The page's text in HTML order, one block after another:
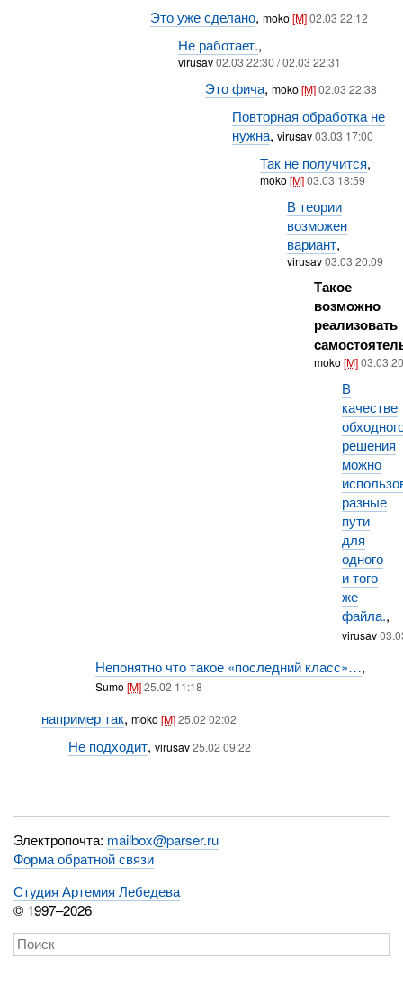
Это уже сделано,moko[M]02.03 22:12
Не работает.,
virusav02.03 22:30 / 02.03 22:31
Это фича, moko[M]02.03 22:38
Повторная обработка не
нужна,virusav03.03 17:00
Так не получится,
moko[M]03.03 18:59
В теории
возможен
вариант,
virusav03.03 20:09
Такое
возможно
реализовать
moko[M] 03.03
В
качестве
решения
можно
разные
пути
для
одного
и того
же
файла.,
virusav
Непонятно что такое «последний класс»…,
Sumo[M]25.02 11:18
например так, moko[M] 25.02 02:02
Не подходит, virusav25.02 09:22
Электропочта: mailbox@parser.ru
Форма обратной связи
Студия Артемия Лебедева
© 1997–2026